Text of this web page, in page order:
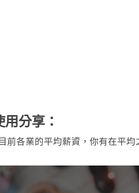
分享：
前各業的平均薪資，你有在平均